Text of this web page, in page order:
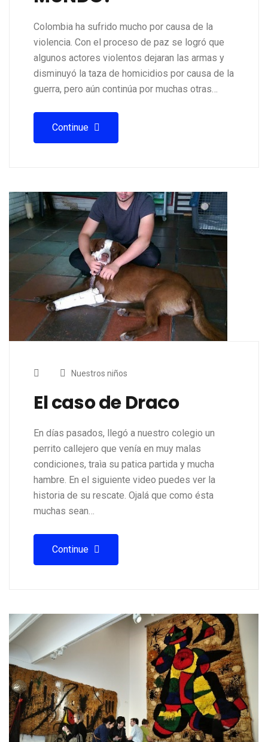
Colombia ha sufrido mucho por causa de la
violencia. Con el proceso de paz se logró que
algunos actores violentos dejaran las armas y
disminuyó la taza de homicidios por causa de la
guerra, pero aún continúa por muchas otras…
Continue
Nuestros niños
El caso de Draco
En días pasados, llegó a nuestro colegio un
perrito callejero que venía en muy malas
condiciones, traìa su patica partida y mucha
hambre. En el siguiente video puedes ver la
historia de su rescate. Ojalá que como ésta
muchas sean…
Continue